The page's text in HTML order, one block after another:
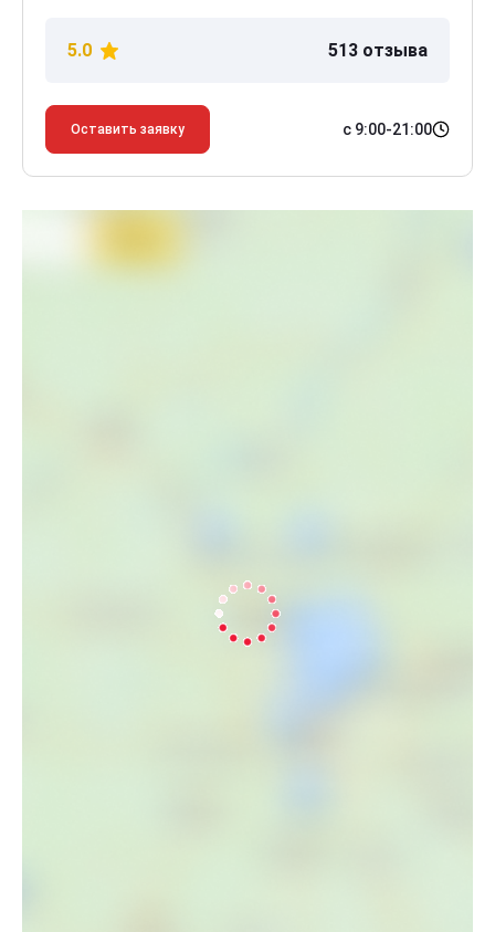
5.0 513 отзыва
Оставить заявку с 9:00-21:00